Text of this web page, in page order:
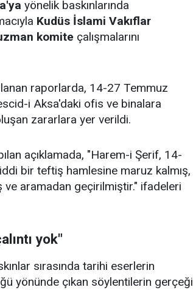
yönelik baskınlarında
Kudüs İslami Vakıflar
komite çalışmalarını
raporlarda, 14-27 Temmuz
i Aksa'daki ofis ve binalara
zararlara yer verildi.
açıklamada, "Harem-i Şerif, 14-
bir teftiş hamlesine maruz kalmış,
ve aramadan geçirilmiştir." ifadeleri
yok"
sırasında tarihi eserlerin
yönünde çıkan söylentilerin gerçeği